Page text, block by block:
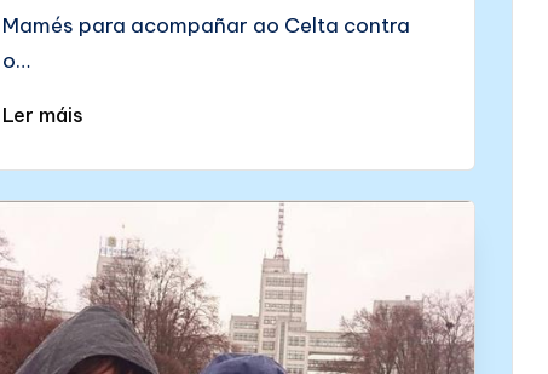
Mamés para acompañar ao Celta contra
o…
Ler máis